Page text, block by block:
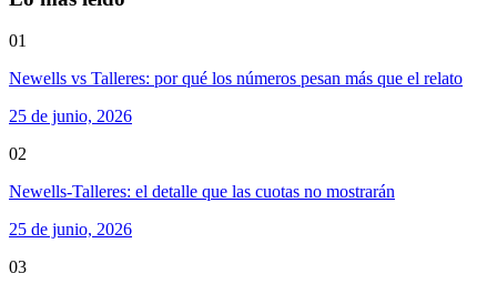
01
Newells vs Talleres: por qué los números pesan más que el relato
25 de junio, 2026
02
Newells-Talleres: el detalle que las cuotas no mostrarán
25 de junio, 2026
03